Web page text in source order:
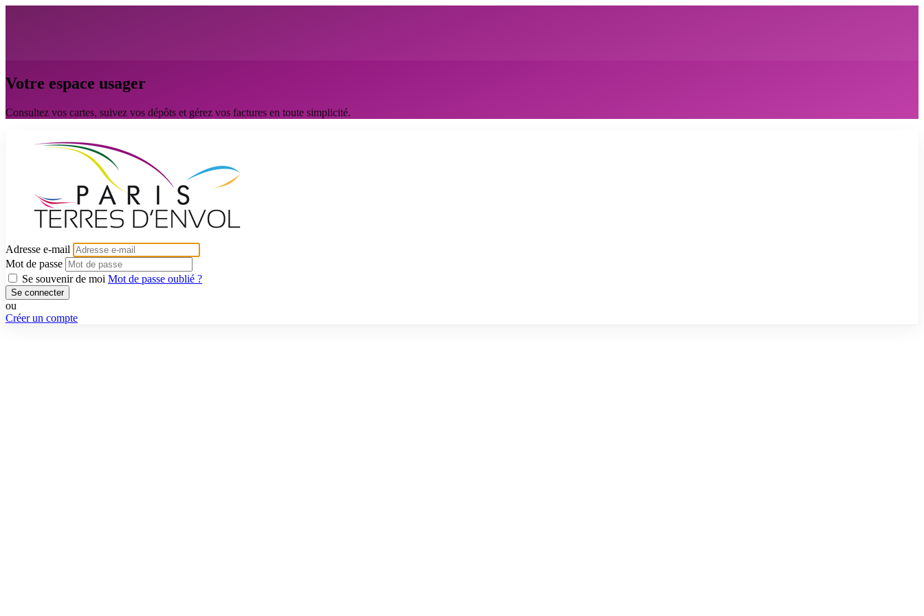
Votre espace usager
Consultez vos cartes, suivez vos dépôts et gérez vos factures en toute simplicité.
Adresse e-mail
Mot de passe
Se souvenir de moi Mot de passe oublié ?
Se connecter
ou
Créer un compte